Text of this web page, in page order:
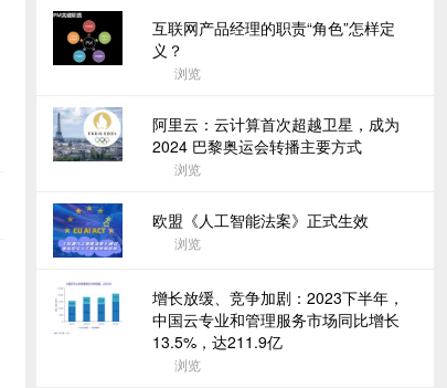
互联网产品经理的职责“角色”怎样定
义？
浏览
阿里云：云计算首次超越卫星，成为
2024 巴黎奥运会转播主要方式
浏览
欧盟《人工智能法案》正式生效
浏览
增长放缓、竞争加剧：2023下半年，
中国云专业和管理服务市场同比增长
13.5%，达211.9亿
浏览